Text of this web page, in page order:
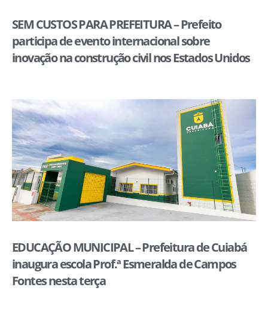
SEM CUSTOS PARA PREFEITURA – Prefeito
participa de evento internacional sobre
inovação na construção civil nos Estados Unidos
EDUCAÇÃO MUNICIPAL – Prefeitura de Cuiabá
inaugura escola Prof.ª Esmeralda de Campos
Fontes nesta terça